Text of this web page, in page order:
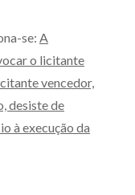
se: A
o licitante
vencedor,
desiste de
à execução da